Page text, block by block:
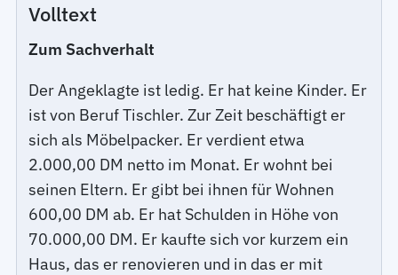
Volltext
Zum Sachverhalt
Der Angeklagte ist ledig. Er hat keine Kinder. Er
ist von Beruf Tischler. Zur Zeit beschäftigt er
sich als Möbelpacker. Er verdient etwa
2.000,00 DM netto im Monat. Er wohnt bei
seinen Eltern. Er gibt bei ihnen für Wohnen
600,00 DM ab. Er hat Schulden in Höhe von
70.000,00 DM. Er kaufte sich vor kurzem ein
Haus, das er renovieren und in das er mit